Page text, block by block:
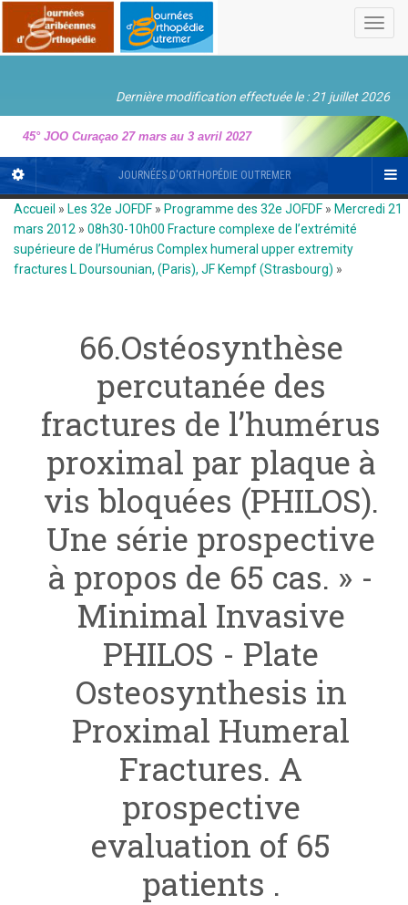
Dernière modification effectuée le : 21 juillet 2026
45° JOO Curaçao 27 mars au 3 avril 2027
JOURNÉES D'ORTHOPÉDIE OUTREMER
Accueil » Les 32e JOFDF » Programme des 32e JOFDF » Mercredi 21
mars 2012 » 08h30-10h00 Fracture complexe de l’extrémité
supérieure de l’Humérus Complex humeral upper extremity
fractures L Doursounian, (Paris), JF Kempf (Strasbourg) »
66.Ostéosynthèse
percutanée des
fractures de l’humérus
proximal par plaque à
vis bloquées (PHILOS).
Une série prospective
à propos de 65 cas. » -
Minimal Invasive
PHILOS - Plate
Osteosynthesis in
Proximal Humeral
Fractures. A
prospective
evaluation of 65
patients .